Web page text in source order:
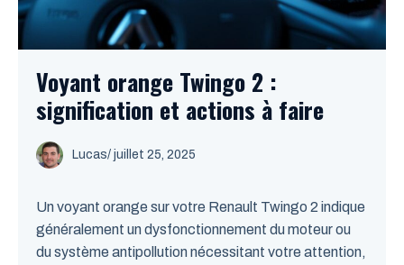
Voyant orange Twingo 2 :
signification et actions à faire
Lucas/ juillet 25, 2025
Un voyant orange sur votre Renault Twingo 2 indique
généralement un dysfonctionnement du moteur ou
du système antipollution nécessitant votre attention,